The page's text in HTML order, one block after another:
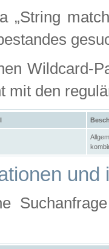
„String
Wildcard-
mit den
und